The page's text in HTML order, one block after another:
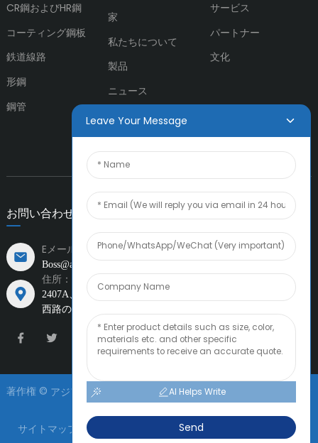
CR鋼およびHR鋼
コーティング鋼板
鉄道線路
形鋼
鋼管
家
私たちについて
製品
ニュース
お問い合わせ
サービス
パートナー
文化
お問い合わせ
Eメール:
Boss@amiacero.com
住所：
2407A、周大福金融
中国天津市天津大都市圏、第一街と新城
西路の交差点
著作権 © アジアマテリアルズインダストリー株式会社
じます。 リソース
サイトマップ
プライバシーポリシー 提供元：yinqingli.com
Leave Your Message
AI Helps Write
Send